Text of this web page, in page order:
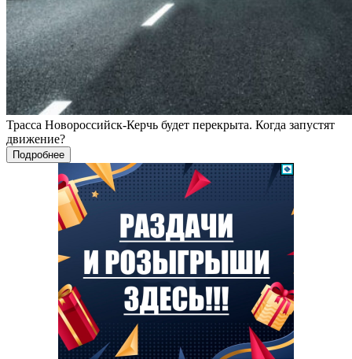
Трасса Новороссийск-Керчь будет перекрыта. Когда запустят
движение?
Подробнее